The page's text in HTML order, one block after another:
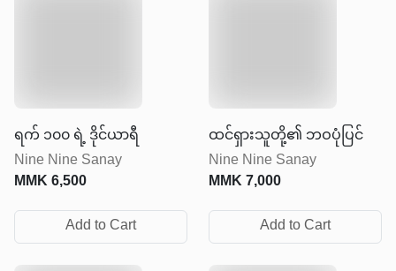
ရက် ၁၀၀ ရဲ့ ဒိုင်ယာရီ
Nine Nine Sanay
MMK6,500
Add to Cart
ထင်ရှားသူတို့၏ ဘဝပုံပြင်
Nine Nine Sanay
MMK7,000
Add to Cart